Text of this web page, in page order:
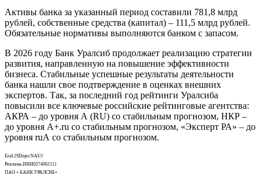
Активы банка за указанный период составили 781,8 млрд
рублей, собственные средства (капитал) – 111,5 млрд рублей.
Обязательные нормативы выполняются банком с запасом.
В 2026 году Банк Уралсиб продолжает реализацию стратегии
развития, направленную на повышение эффективности
бизнеса. Стабильные успешные результаты деятельности
банка нашли свое подтверждение в оценках внешних
экспертов. Так, за последний год рейтинги Уралсиба
повысили все ключевые российские рейтинговые агентства:
АКРА – до уровня А (RU) со стабильным прогнозом, НКР –
до уровня A+.ru со стабильным прогнозом, «Эксперт РА» – до
уровня ruА со стабильным прогнозом.
Erid:2SDnjecNAUJ
Реклама.ИНН0274062111
ПАО « БАНК УРАЛСИБ»